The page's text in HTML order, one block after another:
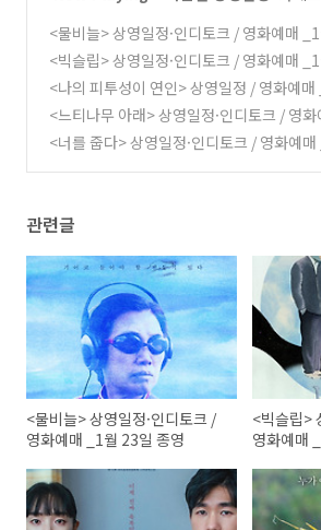
<물비늘> 상영일정·인디토크 / 영화예매
3일 종영
(0)
<빅슬립> 상영일정·인디토크 / 영화예매
일 종영
(0)
<나의 피투성이 연인> 상영일정 / 영화예
월 19일 종영 (0)
<느티나무 아래> 상영일정·인디토크 / 영
_12월 11일 종영 (0)
<너를 줍다> 상영일정·인디토크 / 영화예
관련글
<물비늘> 상영일정·인디토크 /
영화예매 _1월 23일 종영
<빅슬립>
영화예매